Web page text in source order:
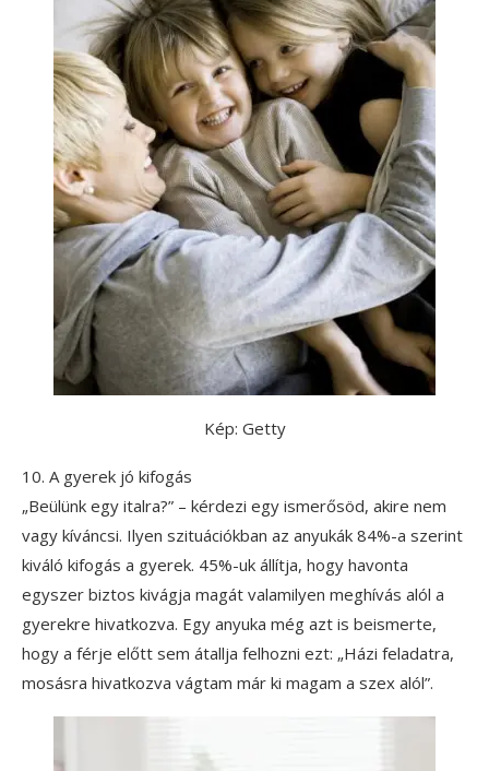
Kép: Getty
10. A gyerek jó kifogás
„Beülünk egy italra?” – kérdezi egy ismerősöd, akire nem
vagy kíváncsi. Ilyen szituációkban az anyukák 84%-a szerint
kiváló kifogás a gyerek. 45%-uk állítja, hogy havonta
egyszer biztos kivágja magát valamilyen meghívás alól a
gyerekre hivatkozva. Egy anyuka még azt is beismerte,
hogy a férje előtt sem átallja felhozni ezt: „Házi feladatra,
mosásra hivatkozva vágtam már ki magam a szex alól”.